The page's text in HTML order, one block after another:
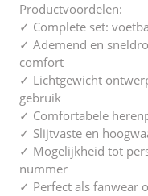
Productvoordelen:
✓ Complete set:
✓ Ademend en
comfort
✓ Lichtgewicht
gebruik
✓ Comfortabele
✓ Slijtvaste en
✓ Mogelijkheid tot
nummer
✓ Perfect als fanwear